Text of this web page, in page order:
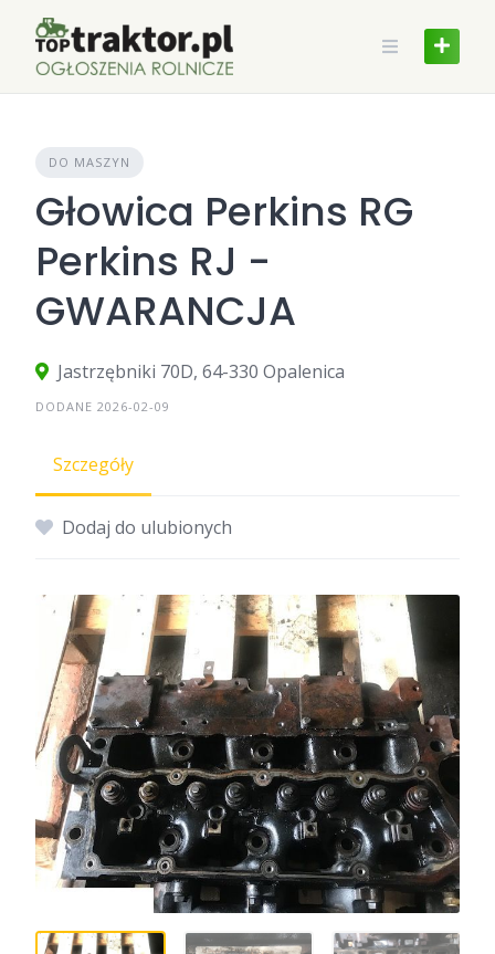
content
DO MASZYN
Głowica Perkins RG
Perkins RJ -
GWARANCJA
Jastrzębniki 70D, 64-330 Opalenica
DODANE 2026-02-09
Szczegóły
Dodaj do ulubionych